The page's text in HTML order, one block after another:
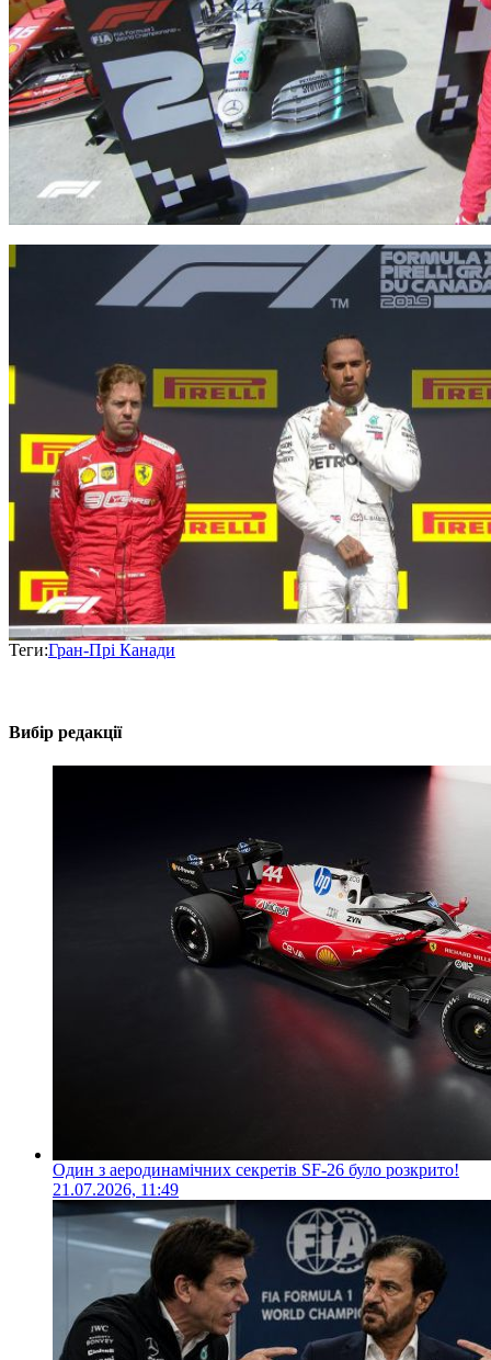
Теги:Гран-Прі Канади
Вибір редакції
Один з аеродинамічних секретів SF-26 було розкрито!
21.07.2026, 11:49